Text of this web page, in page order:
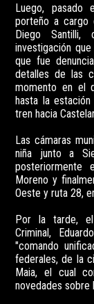
Luego, pasado
porteño a cargo
Diego
investigación
que fue
detalles de las
momento en el
hasta la
tren hacia
Las cámaras
niña junto a
posteriormente
Moreno y
Oeste y ruta 28,
Por la tarde,
Criminal,
"comando
federales, de la
Maia, el cual
novedades sobre